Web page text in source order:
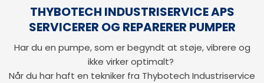
THYBOTECH INDUSTRISERVICE APS
SERVICERER OG REPARERER PUMPER
Har du en pumpe, som er begyndt at støje, vibrere og
ikke virker optimalt?
Når du har haft en tekniker fra Thybotech Industriservice